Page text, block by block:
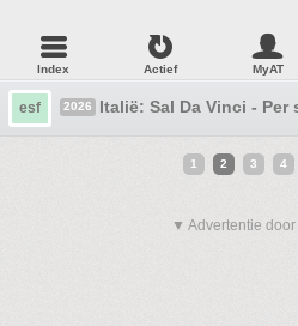
Index Actief MyAT
esf 2026 Italië: Sal Da Vinci - Per
1 2 3 4
▼ Advertentie